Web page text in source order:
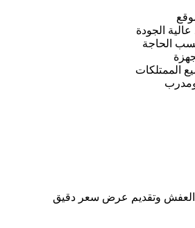
الجودة
الحاجة
الممتلكات
العفش وتقديم عرض سعر دقيق